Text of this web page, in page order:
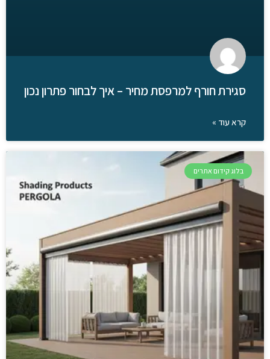
סגירת חורף למרפסת מחיר – איך לבחור פתרון נכון
קרא עוד »
בלוג קידום אתרים